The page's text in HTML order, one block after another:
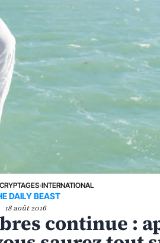
›INTERNATIONAL
DAILY BEAST
18 août 2016
continue :